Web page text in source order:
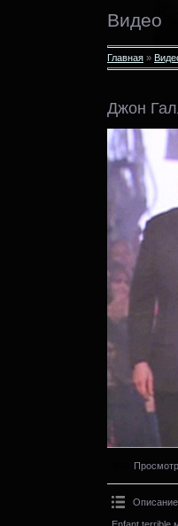
Видео
Главная »
Джон
Enfant terrible